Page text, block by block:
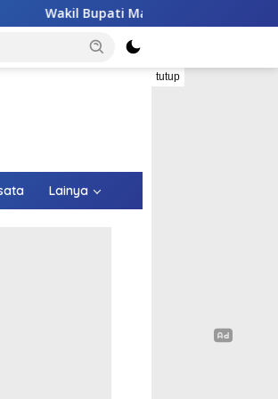
HMS Tinjau Kelompok Peternak Babi
tutup
Lainya